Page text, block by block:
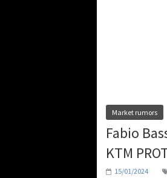
Market rumors
Fabio
KTM
15/01/2024